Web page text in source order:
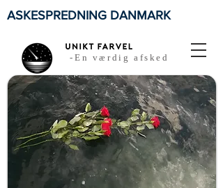
-En værdig afsked
ASKESPREDNING DANMARK